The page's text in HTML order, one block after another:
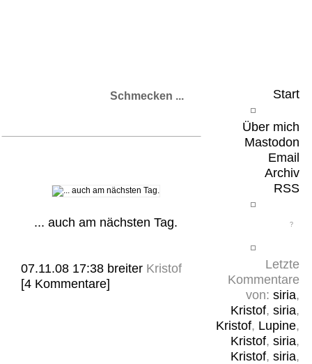
Start
Über mich
Mastodon
Email
Archiv
RSS
Letzte
Kommentare
von: siria,
Kristof, siria,
Kristof, Lupine,
Kristof, siria,
Kristof, siria,
Schmecken ...
... auch am nächsten Tag.
07.11.08 17:38 breiter Kristof
[4 Kommentare]